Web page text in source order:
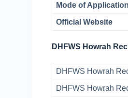
Mode of Application
Official Website
DHFWS Howrah
DHFWS Howrah
DHFWS Howrah